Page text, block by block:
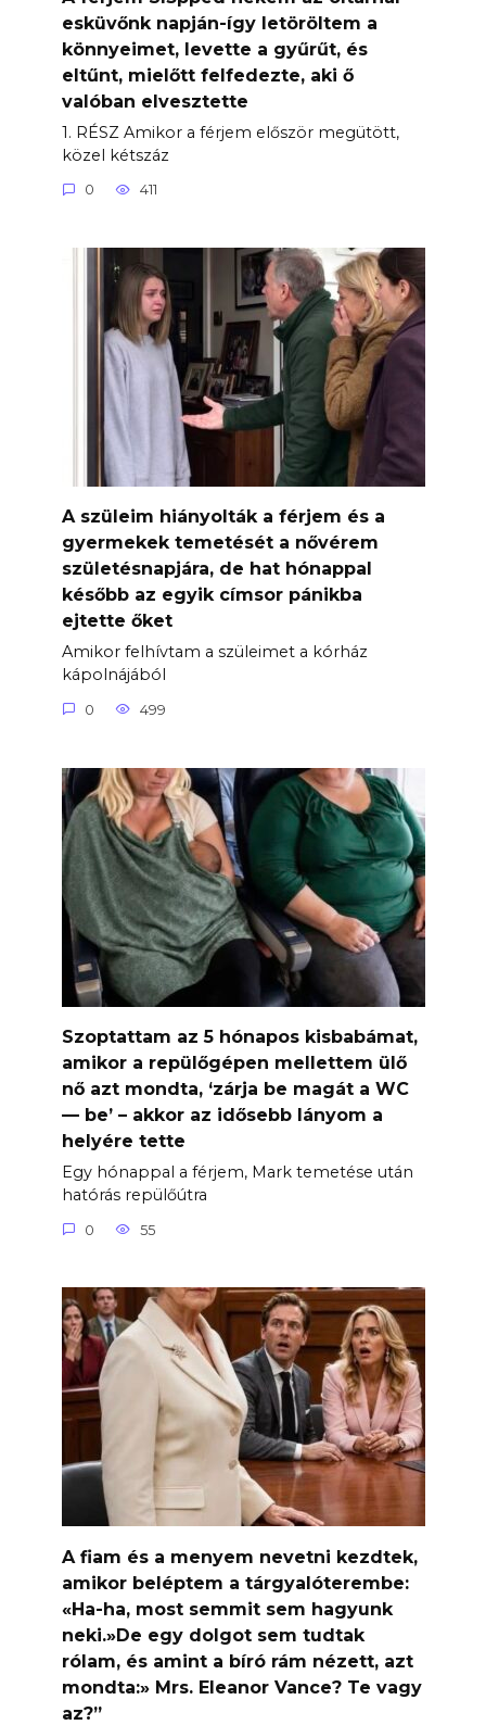
esküvőnk napján-így letöröltem a
könnyeimet, levette a gyűrűt, és
eltűnt, mielőtt felfedezte, aki ő
valóban elvesztette
1. RÉSZ Amikor a férjem először megütött,
közel kétszáz
0 411
A szüleim hiányolták a férjem és a
gyermekek temetését a nővérem
születésnapjára, de hat hónappal
később az egyik címsor pánikba
ejtette őket
Amikor felhívtam a szüleimet a kórház
kápolnájából
0 499
Szoptattam az 5 hónapos kisbabámat,
amikor a repülőgépen mellettem ülő
nő azt mondta, ‘zárja be magát a WC
— be’ – akkor az idősebb lányom a
helyére tette
Egy hónappal a férjem, Mark temetése után
hatórás repülőútra
0 55
A fiam és a menyem nevetni kezdtek,
amikor beléptem a tárgyalóterembe:
«Ha-ha, most semmit sem hagyunk
neki.»De egy dolgot sem tudtak
rólam, és amint a bíró rám nézett, azt
mondta:» Mrs. Eleanor Vance? Te vagy
az?”